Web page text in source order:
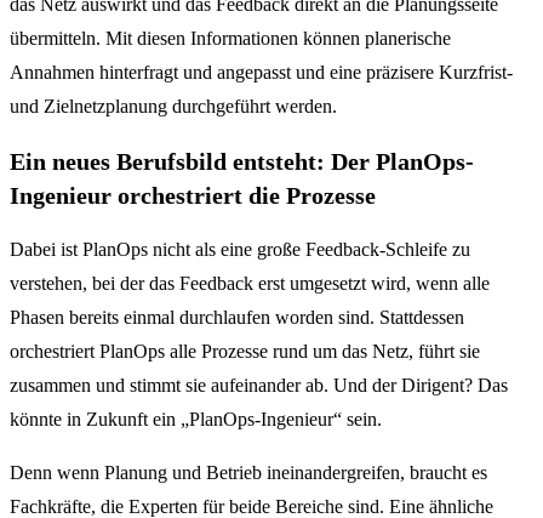
das Netz auswirkt und das Feedback direkt an die Planungsseite
übermitteln. Mit diesen Informationen können planerische
Annahmen hinterfragt und angepasst und eine präzisere Kurzfrist-
und Zielnetzplanung durchgeführt werden.
Ein neues Berufsbild entsteht: Der PlanOps-
Ingenieur orchestriert die Prozesse
Dabei ist PlanOps nicht als eine große Feedback-Schleife zu
verstehen, bei der das Feedback erst umgesetzt wird, wenn alle
Phasen bereits einmal durchlaufen worden sind. Stattdessen
orchestriert PlanOps alle Prozesse rund um das Netz, führt sie
zusammen und stimmt sie aufeinander ab. Und der Dirigent? Das
könnte in Zukunft ein „PlanOps-Ingenieur“ sein.
Denn wenn Planung und Betrieb ineinandergreifen, braucht es
Fachkräfte, die Experten für beide Bereiche sind. Eine ähnliche